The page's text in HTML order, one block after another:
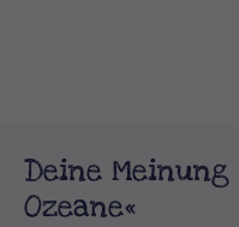
Deine
Ozeane«